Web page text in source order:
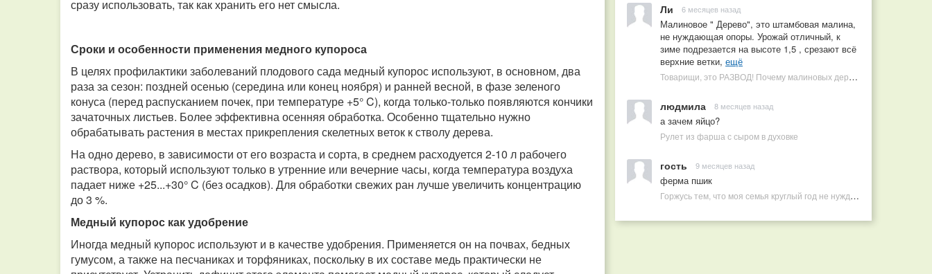
сразу использовать, так как хранить его нет смысла.
Сроки и особенности применения медного купороса
В целях профилактики заболеваний плодового сада медный купорос используют, в основном, два
раза за сезон: поздней осенью (середина или конец ноября) и ранней весной, в фазе зеленого
конуса (перед распусканием почек, при температуре +5° C), когда только-только появляются кончики
зачаточных листьев. Более эффективна осенняя обработка. Особенно тщательно нужно
обрабатывать растения в местах прикрепления скелетных веток к стволу дерева.
На одно дерево, в зависимости от его возраста и сорта, в среднем расходуется 2-10 л рабочего
раствора, который используют только в утренние или вечерние часы, когда температура воздуха
падает ниже +25...+30° C (без осадков). Для обработки свежих ран лучше увеличить концентрацию
до 3 %.
Медный купорос как удобрение
Иногда медный купорос используют и в качестве удобрения. Применяется он на почвах, бедных
гумусом, а также на песчаниках и торфяниках, поскольку в их составе медь практически не
Ли 6 месяцев назад
Малиновое " Дерево", это штамбовая малина,
не нуждающая опоры. Урожай отличный, к
зиме подрезается на высоте 1,5 , срезают всё
верхние ветки, ещё
Товарищи, это РАЗВОД! Почему малиновых деревьев не бывает, или Как ушлые продавцы наживаются на мечтах садоводов
людмила 8 месяцев назад
а зачем яйцо?
Рулет из фарша с сыром в духовке
гость 9 месяцев назад
ферма пшик
Горжусь тем, что моя семья круглый год не нуждается в покупных витаминах